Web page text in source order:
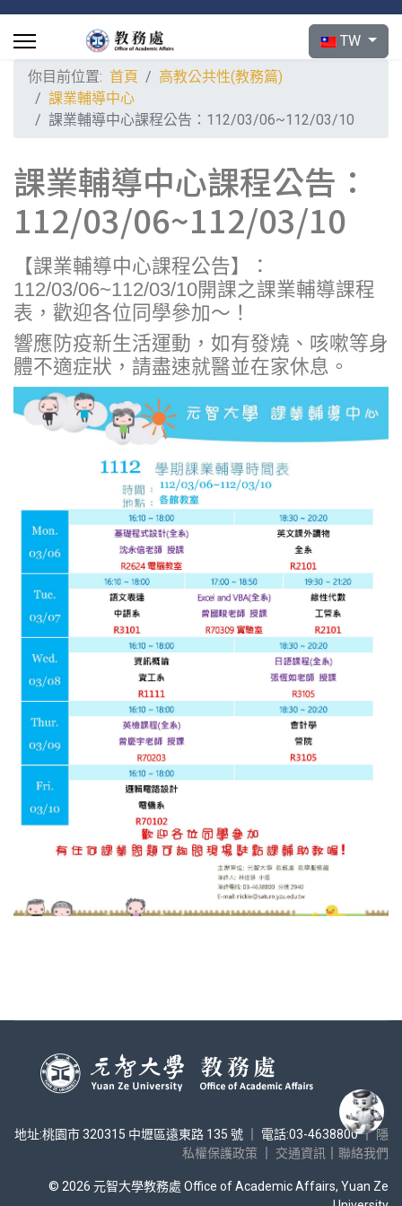
選擇你的語言
TW
你目前位置: 首頁
高教公共性(教務篇)
課業輔導中心
課業輔導中心課程公告：112/03/06~112/03/10
課業輔導中心課程公告：
112/03/06~112/03/10
【課業輔導中心課程公告】：
112/03/06~112/03/10開課之課業輔導課程
表，歡迎各位同學參加～！
響應防疫新生活運動，如有發燒、咳嗽等身
體不適症狀，請盡速就醫並在家休息。
地址:桃園市 320315 中壢區遠東路 135 號 ｜ 電話:03-4638800 ｜隱
私權保護政策
交通資訊 聯絡我們
© 2026 元智大學教務處 Office of Academic Affairs, Yuan Ze